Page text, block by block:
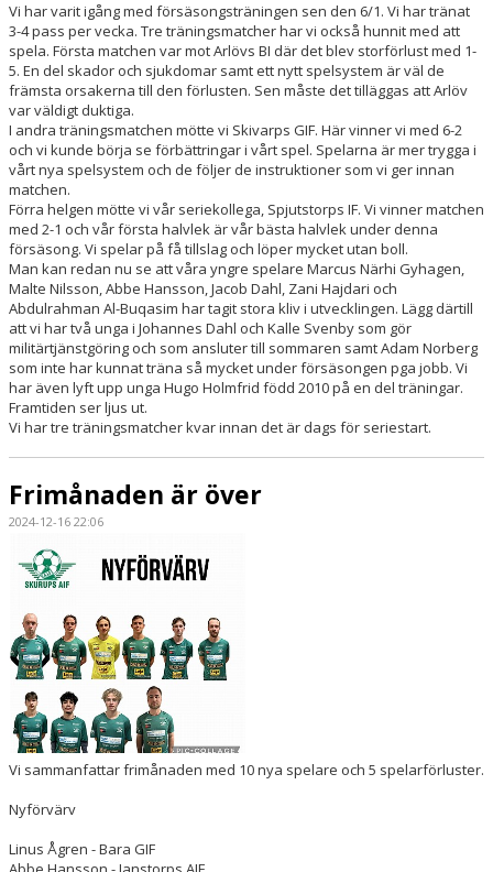
Vi har varit igång med försäsongsträningen sen den 6/1. Vi har tränat
3-4 pass per vecka. Tre träningsmatcher har vi också hunnit med att
spela. Första matchen var mot Arlövs BI där det blev storförlust med 1-
5. En del skador och sjukdomar samt ett nytt spelsystem är väl de
främsta orsakerna till den förlusten. Sen måste det tilläggas att Arlöv
var väldigt duktiga.
I andra träningsmatchen mötte vi Skivarps GIF. Här vinner vi med 6-2
och vi kunde börja se förbättringar i vårt spel. Spelarna är mer trygga i
vårt nya spelsystem och de följer de instruktioner som vi ger innan
matchen.
Förra helgen mötte vi vår seriekollega, Spjutstorps IF. Vi vinner matchen
med 2-1 och vår första halvlek är vår bästa halvlek under denna
försäsong. Vi spelar på få tillslag och löper mycket utan boll.
Man kan redan nu se att våra yngre spelare Marcus Närhi Gyhagen,
Malte Nilsson, Abbe Hansson, Jacob Dahl, Zani Hajdari och
Abdulrahman Al-Buqasim har tagit stora kliv i utvecklingen. Lägg därtill
att vi har två unga i Johannes Dahl och Kalle Svenby som gör
militärtjänstgöring och som ansluter till sommaren samt Adam Norberg
som inte har kunnat träna så mycket under försäsongen pga jobb. Vi
har även lyft upp unga Hugo Holmfrid född 2010 på en del träningar.
Framtiden ser ljus ut.
Vi har tre träningsmatcher kvar innan det är dags för seriestart.
Frimånaden är över
2024-12-16 22:06
Vi sammanfattar frimånaden med 10 nya spelare och 5 spelarförluster.
Nyförvärv
Linus Ågren - Bara GIF